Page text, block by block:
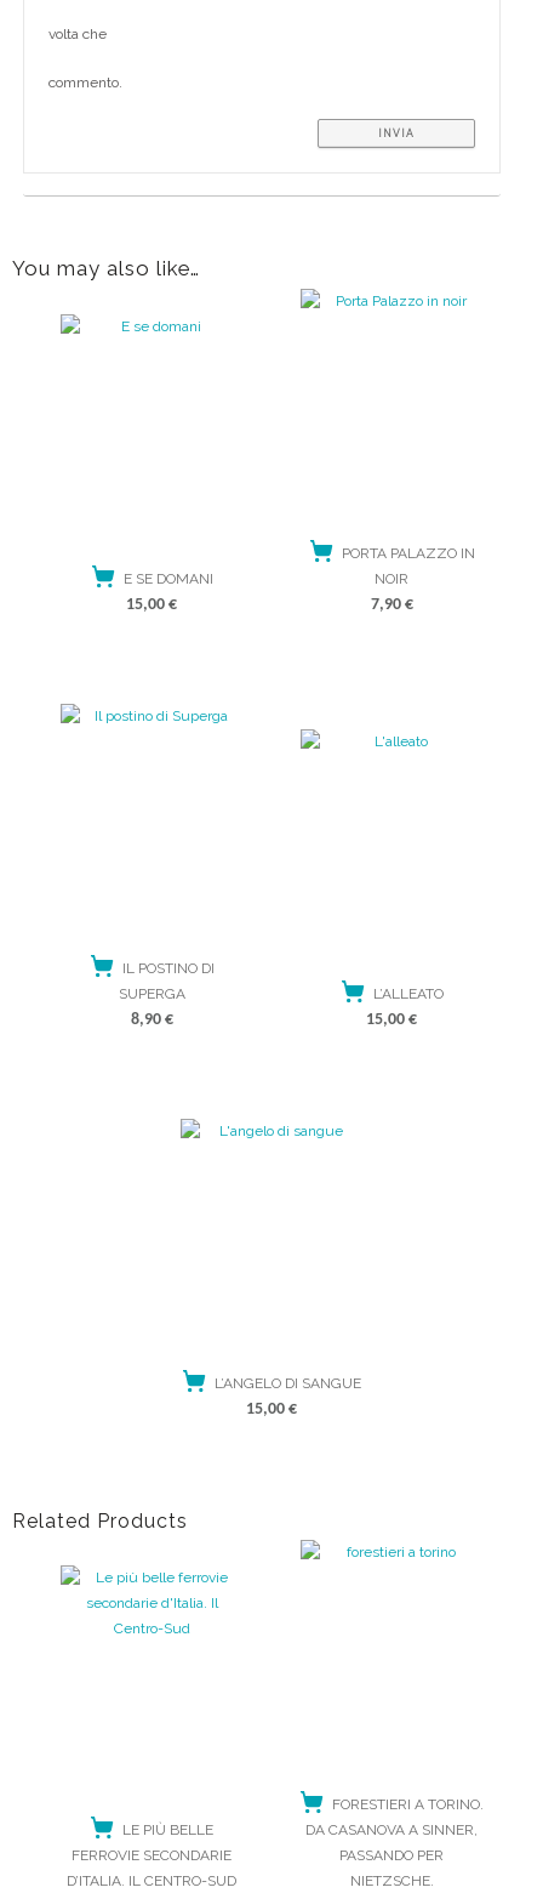
volta che
commento.
You may also like…
E SE DOMANI
15,00 €
PORTA PALAZZO IN
NOIR
7,90 €
IL POSTINO DI
SUPERGA
8,90 €
L’ALLEATO
15,00 €
L’ANGELO DI SANGUE
15,00 €
Related Products
LE PIÙ BELLE
FERROVIE SECONDARIE
D’ITALIA. IL CENTRO-SUD
FORESTIERI A TORINO.
DA CASANOVA A SINNER,
PASSANDO PER
NIETZSCHE.